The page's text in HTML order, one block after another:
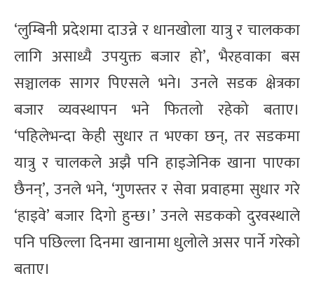
‘लुम्बिनी प्रदेशमा दाउन्ने र धानखोला यात्रु र चालकका
लागि असाध्यै उपयुक्त बजार हो’, भैरहवाका बस
सञ्चालक सागर पिएसले भने। उनले सडक क्षेत्रका
बजार व्यवस्थापन भने फितलो रहेको बताए।
‘पहिलेभन्दा केही सुधार त भएका छन्, तर सडकमा
यात्रु र चालकले अझै पनि हाइजेनिक खाना पाएका
छैनन्’, उनले भने, ‘गुणस्तर र सेवा प्रवाहमा सुधार गरे
‘हाइवे’ बजार दिगो हुन्छ।’ उनले सडकको दुरवस्थाले
पनि पछिल्ला दिनमा खानामा धुलोले असर पार्ने गरेको
बताए।